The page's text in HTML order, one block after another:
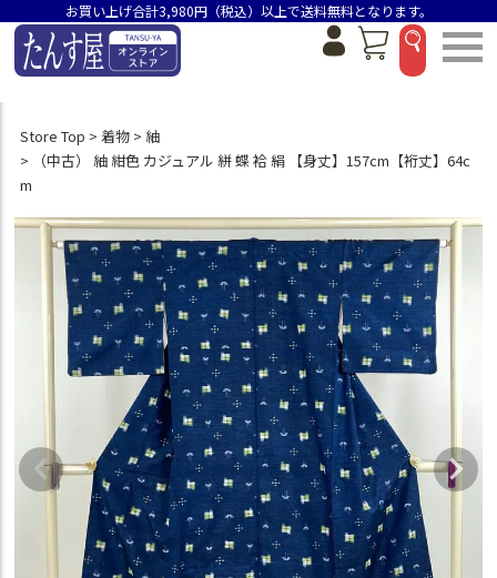
お買い上げ合計3,980円（税込）以上で送料無料となります。
Store Top 着物
紬
（中古） 紬 紺色 カジュアル 絣 蝶 袷 絹 【身丈】157cm【裄丈】64c
m